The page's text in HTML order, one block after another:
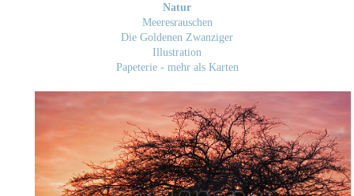
Natur
Meeresrauschen
Die Goldenen Zwanziger
Illustration
Papeterie - mehr als Karten